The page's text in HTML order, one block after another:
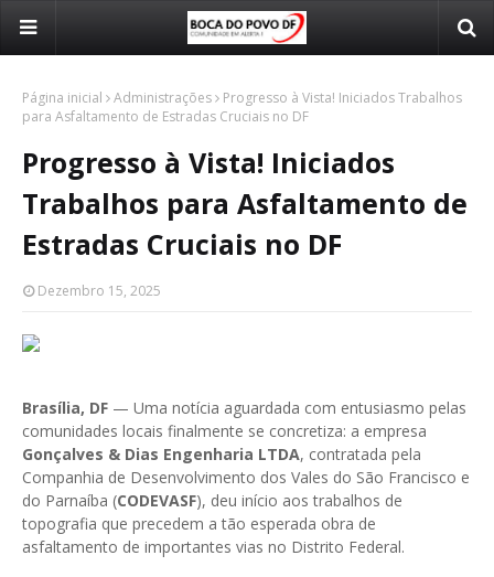
Página inicial Administrações
Progresso à Vista! Iniciados Trabalhos
para Asfaltamento de Estradas Cruciais no DF
Progresso à Vista! Iniciados
Trabalhos para Asfaltamento de
Estradas Cruciais no DF
Dezembro 15, 2025
Brasília, DF — Uma notícia aguardada com entusiasmo pelas
comunidades locais finalmente se concretiza: a empresa
Gonçalves & Dias Engenharia LTDA, contratada pela
Companhia de Desenvolvimento dos Vales do São Francisco e
do Parnaíba (CODEVASF), deu início aos trabalhos de
topografia que precedem a tão esperada obra de
asfaltamento de importantes vias no Distrito Federal.